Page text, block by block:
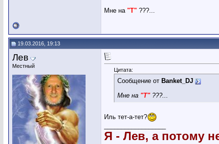
Мне на "Т" ???...
19.03.2016, 19:13
Лев
Местный
Цитата:
Сообщение от Banket_DJ
Мне на "Т"???...
Иль тет-а-тет?
Я - Лев, а потому